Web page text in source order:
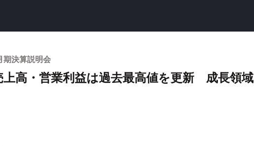
期決算説明会
上高・営業利益は過去最高値を更新 成長領域